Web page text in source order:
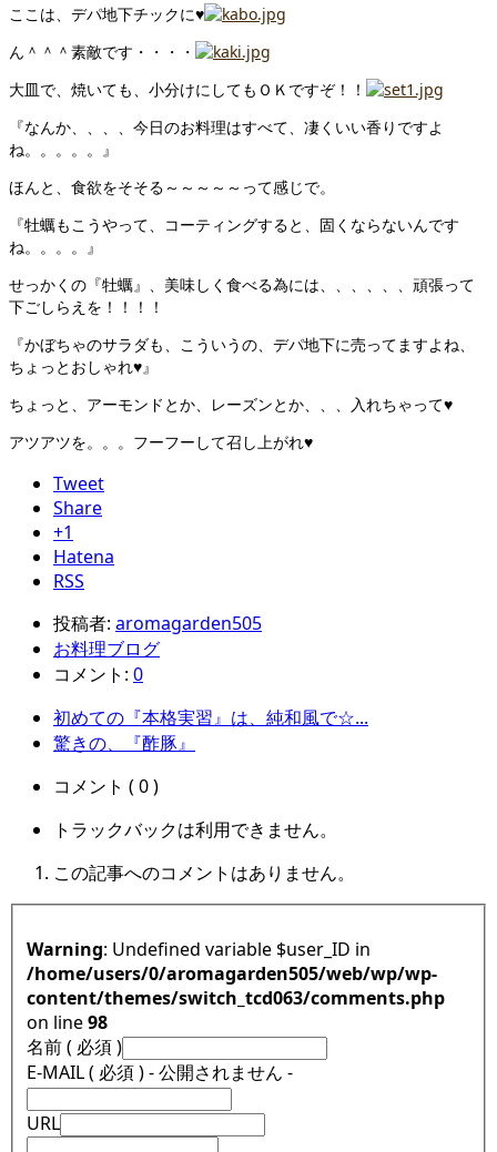
ここは、デパ地下チックに♥
ん＾＾＾素敵です・・・・
大皿で、焼いても、小分けにしてもＯＫですぞ！！
『なんか、、、、今日のお料理はすべて、凄くいい香りですよ
ね。。。。。』
ほんと、食欲をそそる～～～～～って感じで。
『牡蠣もこうやって、コーティングすると、固くならないんです
ね。。。。』
せっかくの『牡蠣』、美味しく食べる為には、、、、、、頑張って
下ごしらえを！！！！
『かぼちゃのサラダも、こういうの、デパ地下に売ってますよね、
ちょっとおしゃれ♥』
ちょっと、アーモンドとか、レーズンとか、、、入れちゃって♥
アツアツを。。。フーフーして召し上がれ♥
Tweet
Share
+1
Hatena
RSS
投稿者: aromagarden505
お料理ブログ
コメント: 0
初めての『本格実習』は、純和風で☆...
驚きの、『酢豚』
コメント ( 0 )
トラックバックは利用できません。
この記事へのコメントはありません。
Warning : Undefined variable $user_ID in
/home/users/0/aromagarden505/web/wp/wp-
content/themes/switch_tcd063/comments.php
on line98
名前 ( 必須 )
E-MAIL ( 必須 ) - 公開されません -
URL